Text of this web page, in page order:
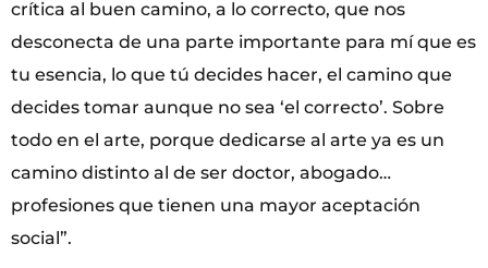
crítica al buen camino, a lo correcto, que nos
desconecta de una parte importante para mí que es
tu esencia, lo que tú decides hacer, el camino que
decides tomar aunque no sea ‘el correcto’. Sobre
todo en el arte, porque dedicarse al arte ya es un
camino distinto al de ser doctor, abogado…
profesiones que tienen una mayor aceptación
social”.